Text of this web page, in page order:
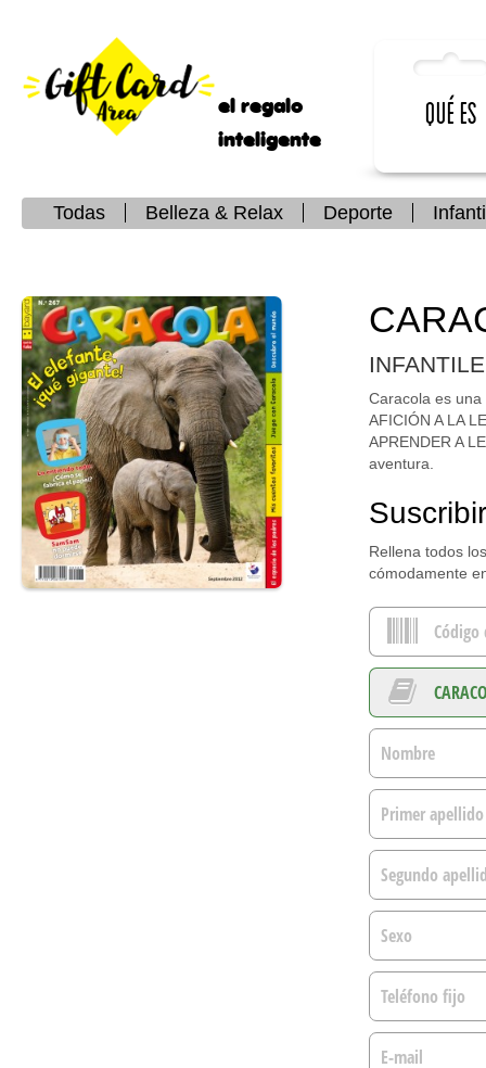
el regalo
inteligente
Qué es
Todas Belleza & Relax Deporte
Caracola es
AFICIÓN A LA
APRENDER A
aventura.
Rellena todos
cómodamente